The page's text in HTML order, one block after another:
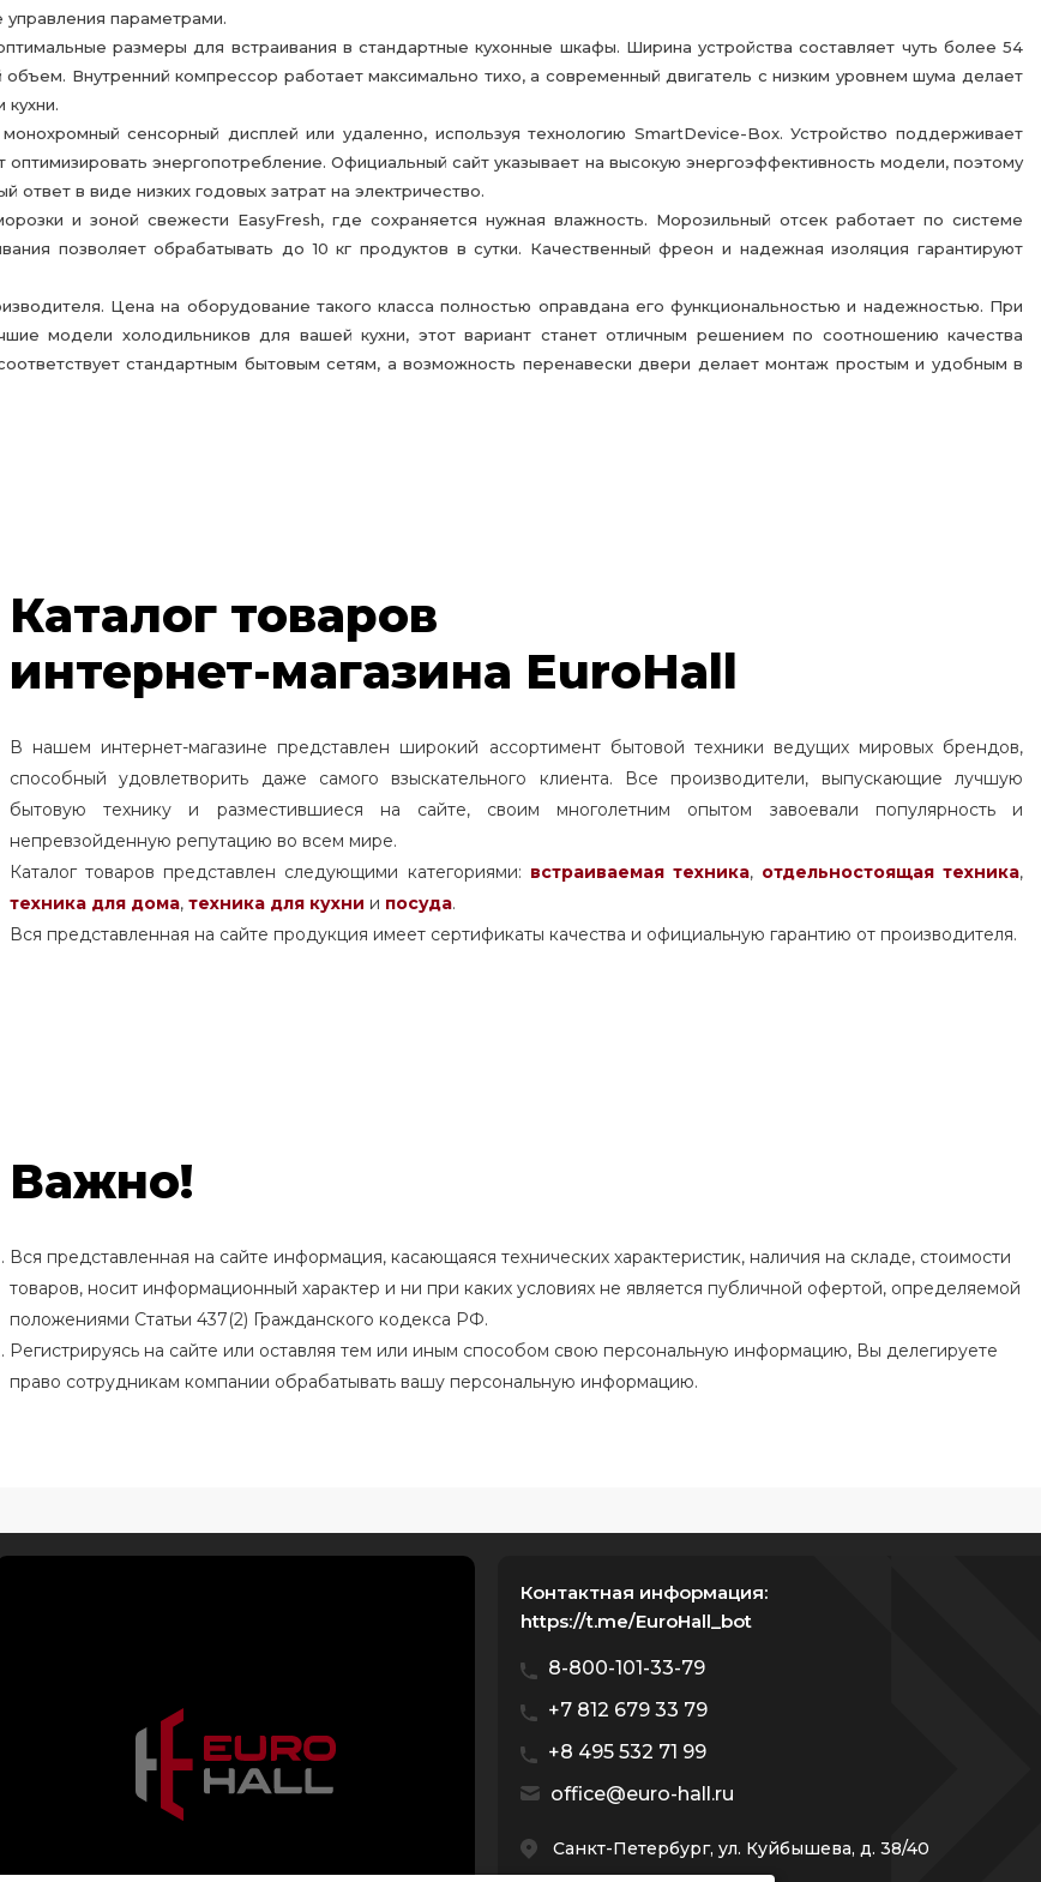
параметрами.
размеры для встраивания в стандартные кухонные шкафы. Ширина устройства составляет чуть более 54
Внутренний компрессор работает максимально тихо, а современный двигатель с низким уровнем шума делает
сенсорный дисплей или удаленно, используя технологию SmartDevice-Box. Устройство поддерживает
оптимизировать энергопотребление. Официальный сайт указывает на высокую энергоэффективность модели, поэтому
в виде низких годовых затрат на электричество.
и зоной свежести EasyFresh, где сохраняется нужная влажность. Морозильный отсек работает по системе
позволяет обрабатывать до 10 кг продуктов в сутки. Качественный фреон и надежная изоляция гарантируют
Цена на оборудование такого класса полностью оправдана его функциональностью и надежностью. При
модели холодильников для вашей кухни, этот вариант станет отличным решением по соотношению качества
стандартным бытовым сетям, а возможность перенавески двери делает монтаж простым и удобным в
Каталог товаров
интернет-магазина EuroHall
В нашем интернет-магазине представлен широкий ассортимент бытовой техники ведущих мировых брендов,
способный удовлетворить даже самого взыскательного клиента. Все производители, выпускающие лучшую
бытовую технику и разместившиеся на сайте, своим многолетним опытом завоевали популярность и
непревзойденную репутацию во всем мире.
Каталог товаров представлен следующими категориями: встраиваемая техника, отдельностоящаятехника,
техника для дома, техника для кухни и посуда.
Вся представленная на сайте продукция имеет сертификаты качества и официальную гарантию от производителя.
Важно!
Вся представленная на сайте информация, касающаяся технических характеристик, наличия на складе, стоимости
товаров, носит информационный характер и ни при каких условиях не является публичной офертой, определяемой
положениями Статьи 437(2) Гражданского кодекса РФ.
Регистрируясь на сайте или оставляя тем или иным способом свою персональную информацию, Вы делегируете
право сотрудникам компании обрабатывать вашу персональную информацию.
Контактная информация:
https://t.me/EuroHall_bot
8-800-101-33-79
+7 812 679 33 79
+8 495 532 71 99
office@euro-hall.ru
Санкт-Петербург, ул. Куйбышева, д. 38/40